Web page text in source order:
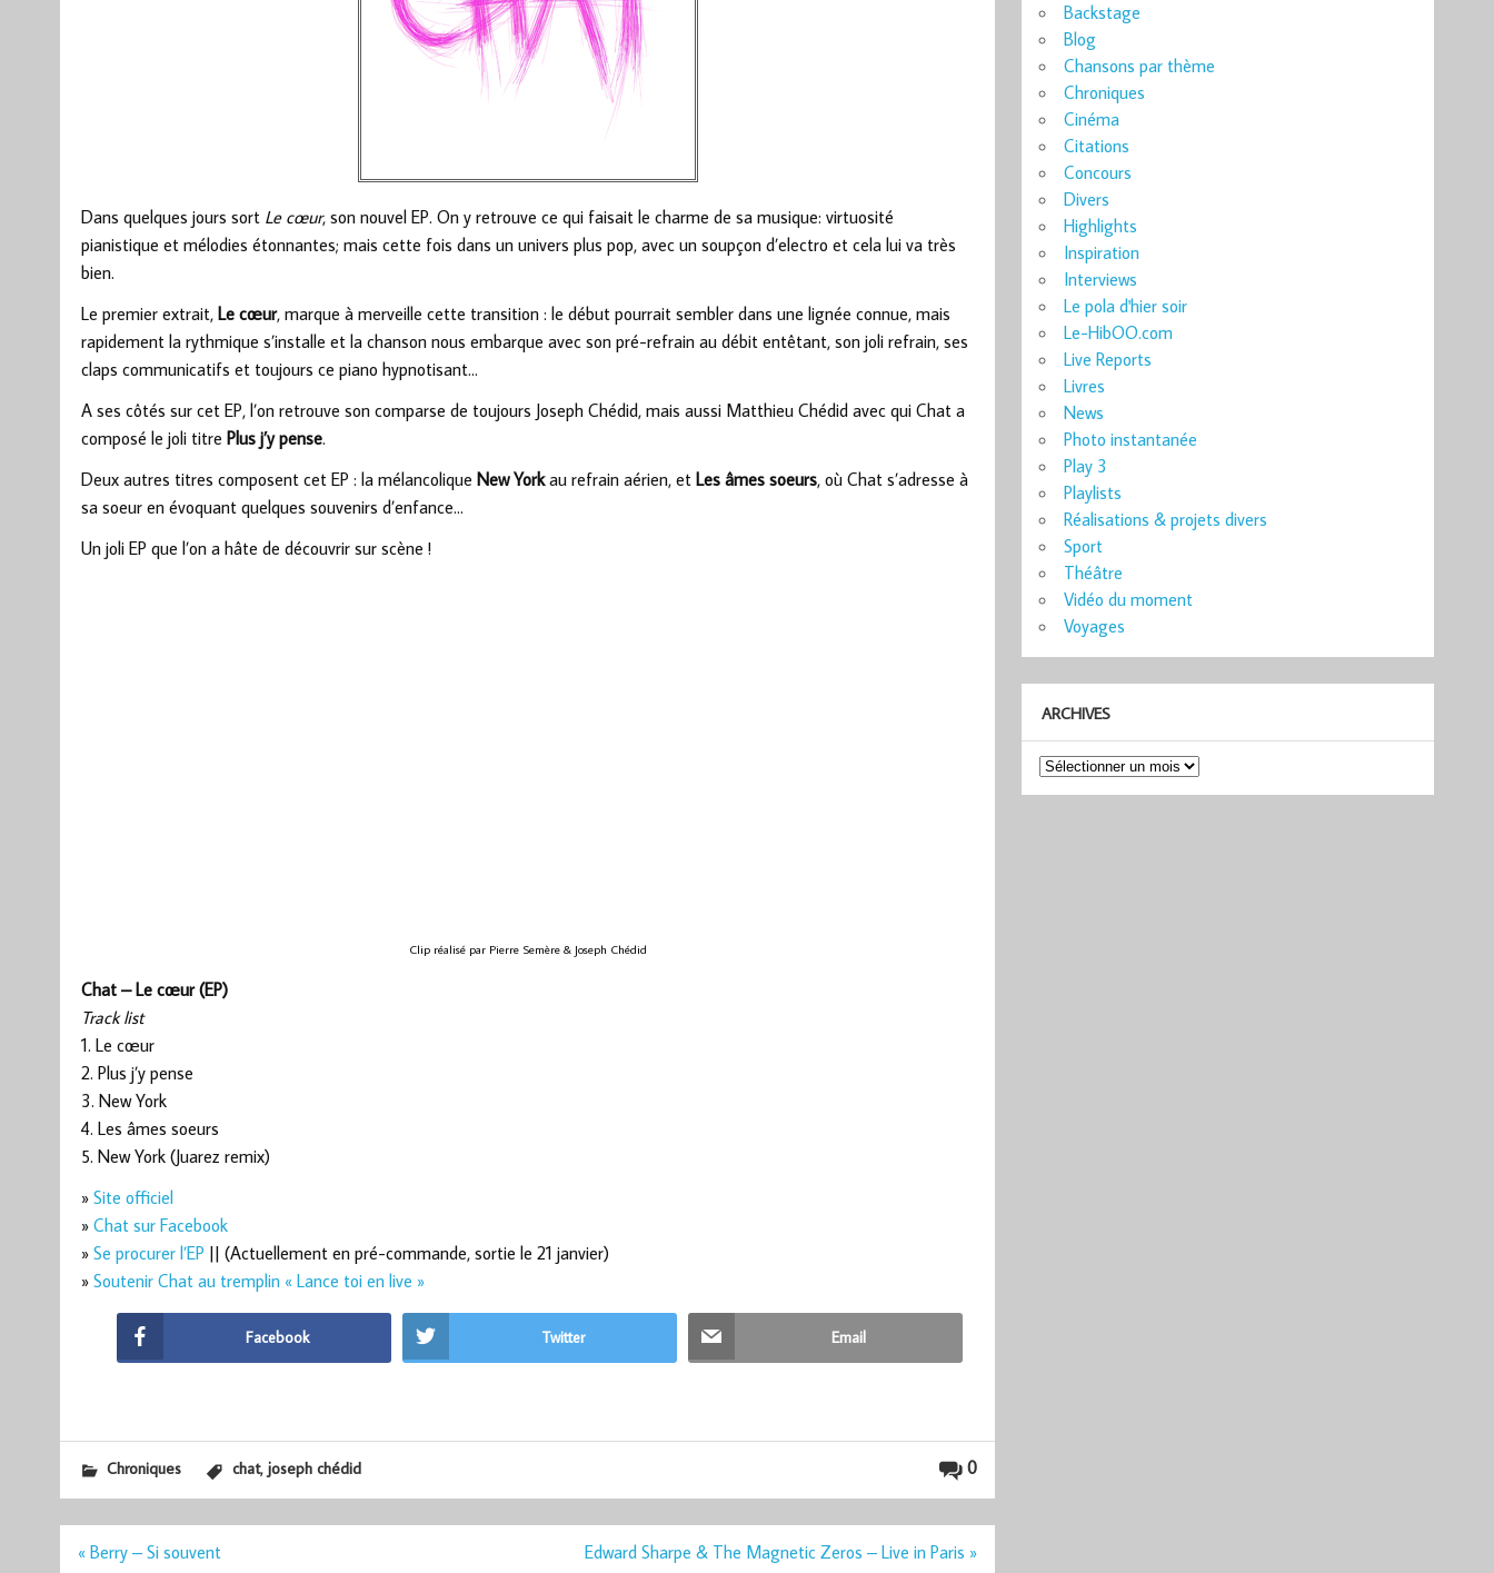
Dans quelques jours sort Le cœur, son nouvel EP. On y retrouve ce qui faisait le charme de sa musique: virtuosité
pianistique et mélodies étonnantes; mais cette fois dans un univers plus pop, avec un soupçon d’electro et cela lui va très
bien.
Le premier extrait, Le cœur, marque à merveille cette transition : le début pourrait sembler dans une lignée connue, mais
rapidement la rythmique s’installe et la chanson nous embarque avec son pré-refrain au débit entêtant, son joli refrain, ses
claps communicatifs et toujours ce piano hypnotisant…
A ses côtés sur cet EP, l’on retrouve son comparse de toujours Joseph Chédid, mais aussi Matthieu Chédid avec qui Chat a
composé le joli titre Plus j’y pense.
Deux autres titres composent cet EP : la mélancolique New Yorkau refrain aérien, et Les âmes soeurs, où Chat s’adresse à
sa soeur en évoquant quelques souvenirs d’enfance…
Un joli EP que l’on a hâte de découvrir sur scène !
Clip réalisé par Pierre Semère & Joseph Chédid
Chat – Le cœur (EP)
Track list
1. Le cœur
2. Plus j’y pense
3. New York
4. Les âmes soeurs
5. New York (Juarez remix)
» Site officiel
» Chat sur Facebook
» Se procurer l’EP || (Actuellement en pré-commande, sortie le 21 janvier)
» Soutenir Chat au tremplin « Lance toi en live »
Facebook Twitter Email
0
Chroniques chat, joseph chédid
Navigation
« Berry – Si souvent Edward Sharpe & The Magnetic Zeros – Live in Paris »
Backstage
Blog
Chansons par thème
Chroniques
Cinéma
Citations
Concours
Divers
Highlights
Inspiration
Interviews
Le pola d'hier soir
Le-HibOO.com
Live Reports
Livres
News
Photo instantanée
Play 3
Playlists
Réalisations & projets divers
Sport
Théâtre
Vidéo du moment
Voyages
ARCHIVES
Archives